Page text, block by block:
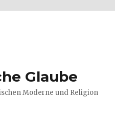
Glaube
Moderne und Religion